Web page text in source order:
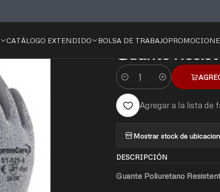
CATÁLOGO EXTENDIDO BOLSA DE TRABAJO
|
Guante
Cantidad
Agregar a la lista de
Mostrar stock de
DESCRIPCIÓN
Guante Poliuretano